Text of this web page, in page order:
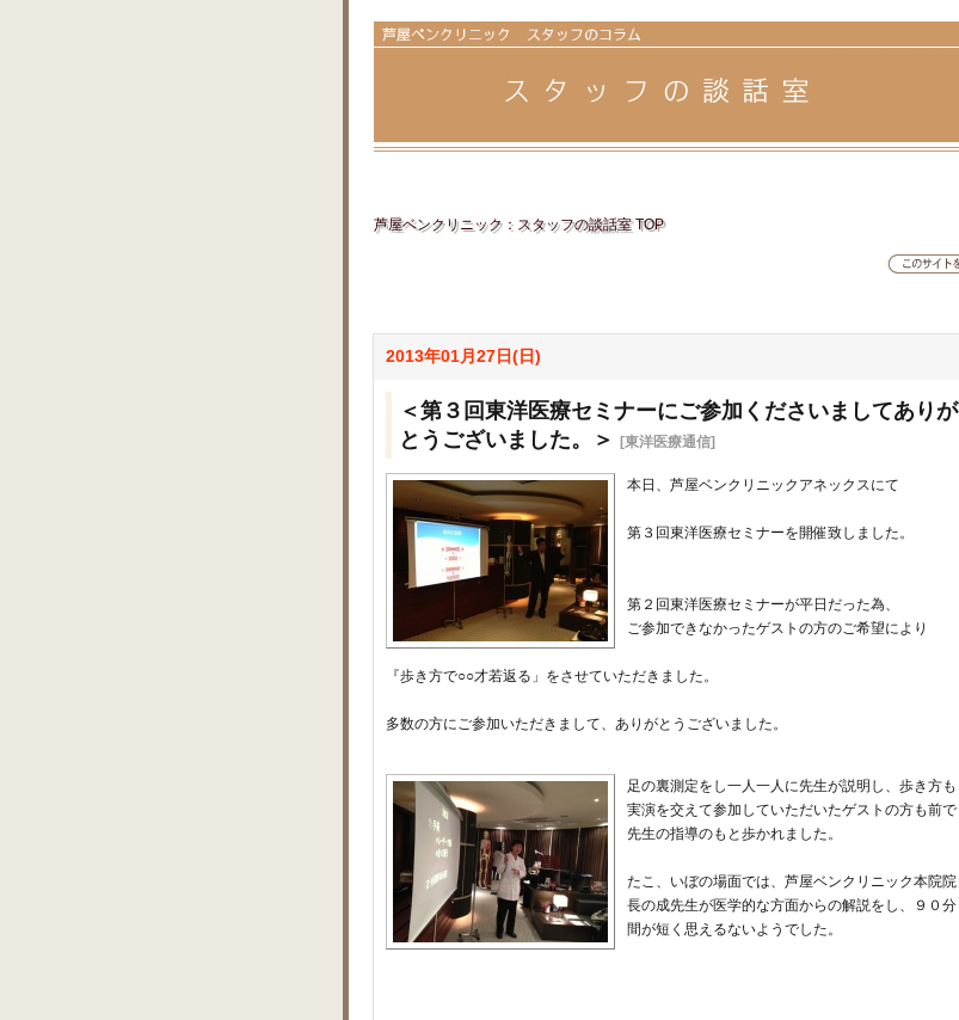
芦屋ベンクリニック：スタッフの談話室 TOP
2013年01月27日(日)
＜第３回東洋医療セミナーにご参加くださいましてありが
とうございました。＞
[東洋医療通信]
本日、芦屋ベンクリニックアネックスにて
第３回東洋医療セミナーを開催致しました。
第２回東洋医療セミナーが平日だった為、
ご参加できなかったゲストの方のご希望により
『歩き方で○○才若返る」をさせていただきました。
多数の方にご参加いただきまして、ありがとうございました。
足の裏測定をし一人一人に先生が説明し、歩き方も
実演を交えて参加していただいたゲストの方も前で
先生の指導のもと歩かれました。
たこ、いぼの場面では、芦屋ベンクリニック本院院
長の成先生が医学的な方面からの解説をし、９０分
間が短く思えるないようでした。